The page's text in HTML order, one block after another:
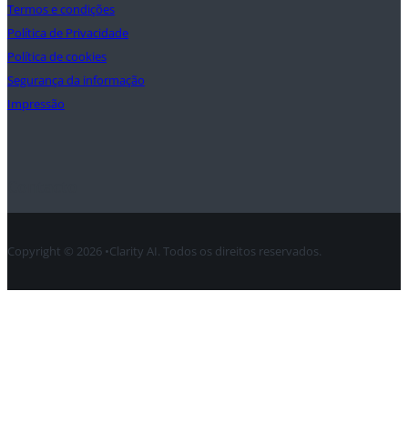
Termos e condições
Política de Privacidade
Política de cookies
Segurança da informação
Impressão
Copyright © 2026 •Clarity AI. Todos os direitos reservados.